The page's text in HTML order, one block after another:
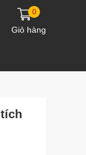
0
Giỏ hàng